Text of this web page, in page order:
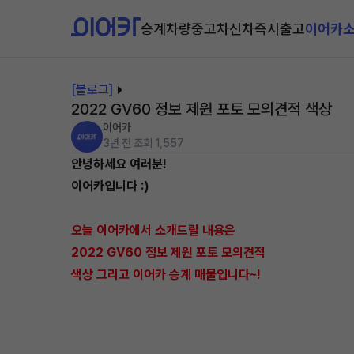
승계차량중고차신차즉시출고이어카
[블로그]
2022 GV60 정보 제원 포토 모의견적 색상
이어카
3년 전 조회 1,557
안녕하세요 여러분!
이어카입니다 :)
오늘 이어카에서 소개드릴 내용은
2022 GV60 정보 제원 포토 모의견적
색상 그리고 이어카 승계 매물입니다~!